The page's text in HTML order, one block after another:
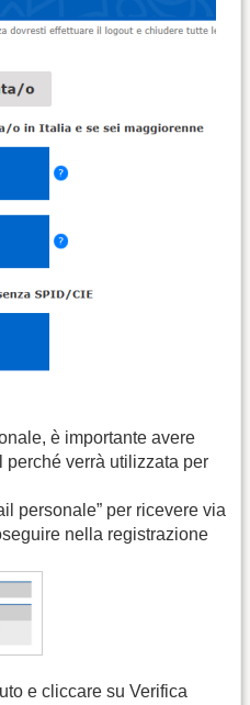
è importante avere
perché verrà utilizzata per
personale” per ricevere via
nella registrazione
e cliccare su Verifica